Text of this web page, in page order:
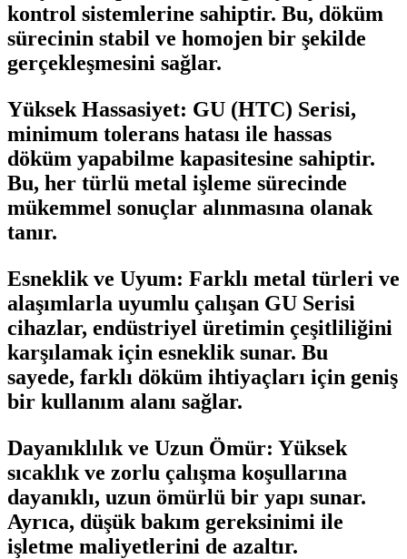
kontrol sistemlerine sahiptir. Bu, döküm
sürecinin stabil ve homojen bir şekilde
gerçekleşmesini sağlar.
Yüksek Hassasiyet: GU (HTC) Serisi,
minimum tolerans hatası ile hassas
döküm yapabilme kapasitesine sahiptir.
Bu, her türlü metal işleme sürecinde
mükemmel sonuçlar alınmasına olanak
tanır.
Esneklik ve Uyum: Farklı metal türleri ve
alaşımlarla uyumlu çalışan GU Serisi
cihazlar, endüstriyel üretimin çeşitliliğini
karşılamak için esneklik sunar. Bu
sayede, farklı döküm ihtiyaçları için geniş
bir kullanım alanı sağlar.
Dayanıklılık ve Uzun Ömür: Yüksek
sıcaklık ve zorlu çalışma koşullarına
dayanıklı, uzun ömürlü bir yapı sunar.
Ayrıca, düşük bakım gereksinimi ile
işletme maliyetlerini de azaltır.